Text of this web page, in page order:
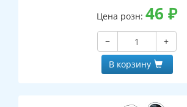
Цена розн: 46 ₽
−
+
В корзину